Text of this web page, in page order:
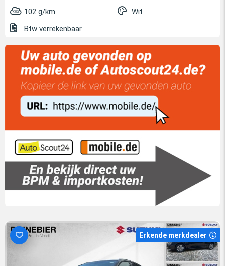
102 g/km
Wit
Btw verrekenbaar
Erkende merkdealer